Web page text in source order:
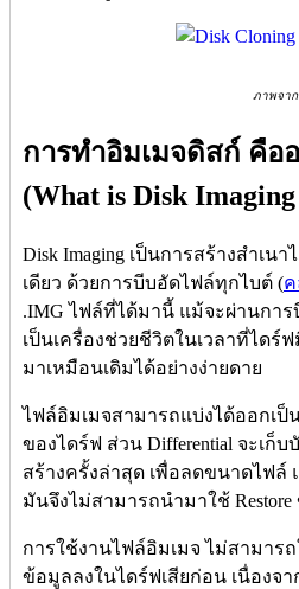
ภาพจาก
การทำอิมเมจดิสก์ คือ
(What is Disk Imaging
Disk Imaging เป็นการสร้างสำเ
เดียว ด้วยการบีบอัดไฟล์ทุกไบต์ (ค
.IMG ไฟล์ที่ได้มานี้ แม้จะผ่านกา
เป็นเครื่องช่วยชีวิตในเวลาที่ไดร์
มาเหมือนเดิมได้อย่างง่ายดาย
ไฟล์อิมเมจสามารถแบ่งได้ออกเป็
ของไดร์ฟ ส่วน Differential จะเก็
สร้างครั้งล่าสุด เพื่อลดขนาดไฟล์
มันจึงไม่สามารถนำมาใช้
การใช้งานไฟล์อิมเมจ ไม่สามารถ
ข้อมูลลงในไดร์ฟเสียก่อน เนื่องจ